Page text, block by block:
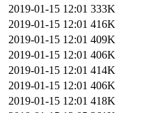
2019-01-15 12:01 333K
2019-01-15 12:01 416K
2019-01-15 12:01 409K
2019-01-15 12:01 406K
2019-01-15 12:01 414K
2019-01-15 12:01 406K
2019-01-15 12:01 418K